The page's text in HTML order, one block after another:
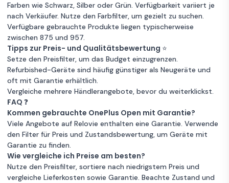
Farben wie Schwarz, Silber oder Grün. Verfügbarkeit variiert je
nach Verkäufer. Nutze den Farbfilter, um gezielt zu suchen.
Verfügbare gebrauchte Produkte liegen typischerweise
zwischen 875 und 957.
Tipps zur Preis- und Qualitätsbewertung ⭐
Setze den Preisfilter, um das Budget einzugrenzen.
Refurbished-Geräte sind häufig günstiger als Neugeräte und
oft mit Garantie erhältlich.
Vergleiche mehrere Händlerangebote, bevor du weiterklickst.
FAQ ❓
Kommen gebrauchte OnePlus Open mit Garantie?
Viele Angebote auf Relovie enthalten eine Garantie. Verwende
den Filter für Preis und Zustandsbewertung, um Geräte mit
Garantie zu finden.
Wie vergleiche ich Preise am besten?
Nutze den Preisfilter, sortiere nach niedrigstem Preis und
vergleiche Lieferkosten sowie Garantie. Beachte Zustand und